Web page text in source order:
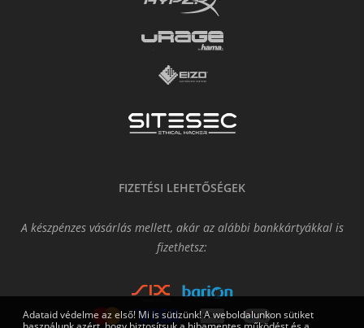
FIZETÉSI LEHETŐSÉGEK
A készpénzes vásárlás mellett, akár az alábbi bankkártyákkal is
fizethetsz:
Adataid védelme az első! Mi is sütizünk! A weboldalunkon sütiket